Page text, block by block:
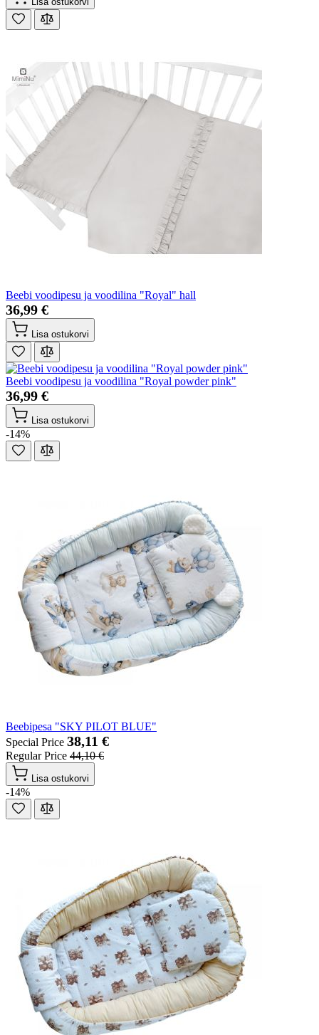
Beebi voodipesu ja voodilina "Royal" hall
36,99 €
Lisa ostukorvi
Beebi voodipesu ja voodilina "Royal powder pink"
36,99 €
Lisa ostukorvi
-14%
Beebipesa "SKY PILOT BLUE"
Special Price 38,11 €
Regular Price 44,10 €
Lisa ostukorvi
-14%